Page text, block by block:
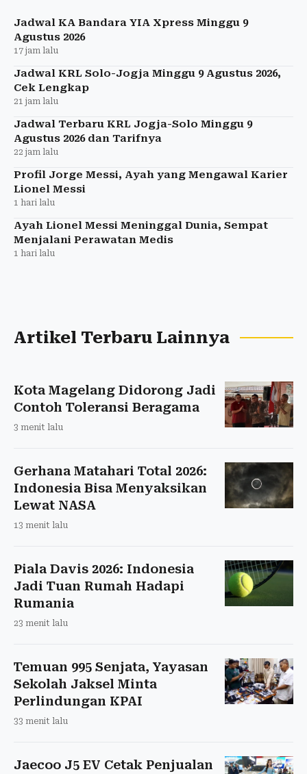
Jadwal KA Bandara YIA Xpress Minggu 9
Agustus 2026
17 jam lalu
Jadwal KRL Solo-Jogja Minggu 9 Agustus 2026,
Cek Lengkap
21 jam lalu
Jadwal Terbaru KRL Jogja-Solo Minggu 9
Agustus 2026 dan Tarifnya
22 jam lalu
Profil Jorge Messi, Ayah yang Mengawal Karier
Lionel Messi
1 hari lalu
Ayah Lionel Messi Meninggal Dunia, Sempat
Menjalani Perawatan Medis
1 hari lalu
Artikel Terbaru Lainnya
Kota Magelang Didorong Jadi
Contoh Toleransi Beragama
3 menit lalu
Gerhana Matahari Total 2026:
Indonesia Bisa Menyaksikan
Lewat NASA
13 menit lalu
Piala Davis 2026: Indonesia
Jadi Tuan Rumah Hadapi
Rumania
23 menit lalu
Temuan 995 Senjata, Yayasan
Sekolah Jaksel Minta
Perlindungan KPAI
33 menit lalu
Jaecoo J5 EV Cetak Penjualan